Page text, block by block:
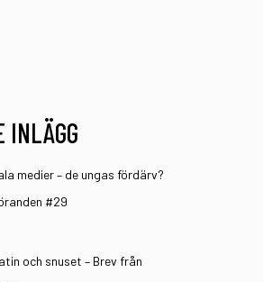
INLÄGG
medier – de ungas fördärv?
#29
och snuset – Brev från